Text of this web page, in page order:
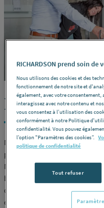
Donner vie
Nos salles d’exposition
principalement de
Notre objectif : construire
bains et répondre à leurs
complémentaires. Le
étape : écoute et analyse des
RICHARDSON prend soin de
Nous utilisons des cookies et des
fonctionnement de notre site et
également, avec votre
interagissez avec notre contenu et
vous consentez à l’utilisation des
conformément à notre Politique
confidentialité. Vous pouvez
l’option "Paramètres des cookies”.
politique de confidentialité
Tout refuser